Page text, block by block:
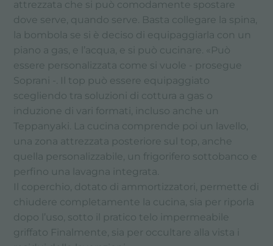
attrezzata che si può comodamente spostare
dove serve, quando serve. Basta collegare la spina,
la bombola se si è deciso di equipaggiarla con un
piano a gas, e l’acqua, e si può cucinare. «Può
essere personalizzata come si vuole - prosegue
Soprani -. Il top può essere equipaggiato
scegliendo tra soluzioni di cottura a gas o
induzione di vari formati, incluso anche un
Teppanyaki. La cucina comprende poi un lavello,
una zona attrezzata posteriore sul top, anche
quella personalizzabile, un frigorifero sottobanco e
perfino una lavagna integrata.
Il coperchio, dotato di ammortizzatori, permette di
chiudere completamente la cucina, sia per riporla
dopo l’uso, sotto il pratico telo impermeabile
griffato Finalmente, sia per occultare alla vista i